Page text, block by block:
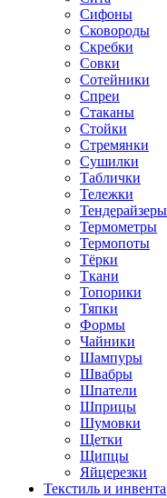
Сифоны
Сковороды
Скребки
Совки
Сотейники
Спреи
Стаканы
Стойки
Стремянки
Сушилки
Таблички
Тележки
Тендерайзеры
Термометры
Термопоты
Тёрки
Ткани
Топорики
Тяпки
Формы
Чайники
Шампуры
Швабры
Шпатели
Шприцы
Шумовки
Щетки
Щипцы
Яйцерезки
Текстиль и